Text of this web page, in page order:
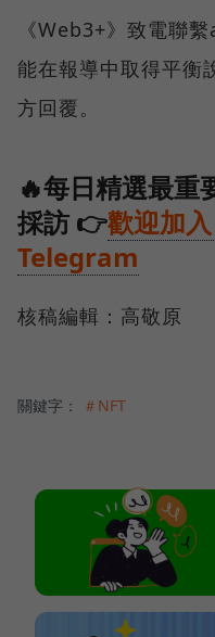
《Web3+》致電聯
能在報導中取得平衡
方回覆。
🔥每日精選最重
採訪 👉歡迎加
Telegram
核稿編輯：高敬原
關鍵字： ＃NFT